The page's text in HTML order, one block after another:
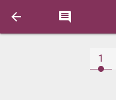
 
1